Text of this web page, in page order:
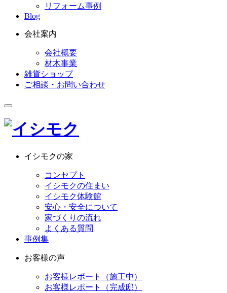
リフォーム事例
Blog
会社案内
会社概要
材木事業
雑貨ショップ
ご相談・お問い合わせ
イシモクの家
コンセプト
イシモクの住まい
イシモク体験館
安心・安全について
家づくりの流れ
よくある質問
事例集
お客様の声
お客様レポート（施工中）
お客様レポート（完成邸）